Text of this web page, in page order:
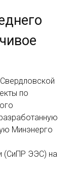
по
Минэнерго
(СиПР ЭЭС) на